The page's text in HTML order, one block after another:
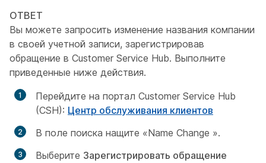
ОТВЕТ
Вы можете запросить изменение названия компании
в своей учетной записи, зарегистрировав
обращение в Customer Service Hub. Выполните
приведенные ниже действия.
Перейдите на портал Customer Service Hub
(CSH): Центр обслуживания клиентов
В поле поиска нащите «Name Change ».
Выберите Зарегистрировать обращение